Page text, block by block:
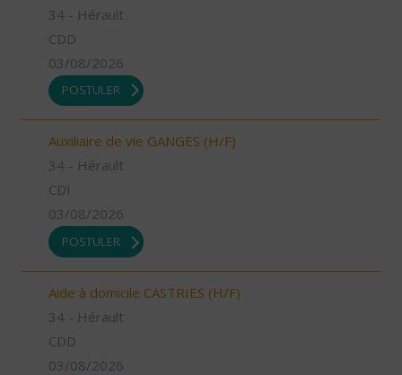
34 - Hérault
CDD
03/08/2026
POSTULER
Auxiliaire de vie GANGES (H/F)
34 - Hérault
CDI
03/08/2026
POSTULER
Aide à domicile CASTRIES (H/F)
34 - Hérault
CDD
03/08/2026